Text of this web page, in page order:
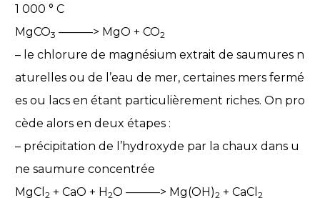
1 000 ° C
MgCO3 ———> MgO + CO2
– le chlorure de magnésium extrait de saumures n
aturelles ou de l’eau de mer, certaines mers fermé
es ou lacs en étant particulièrement riches. On pro
cède alors en deux étapes :
– précipitation de l’hydroxyde par la chaux dans u
ne saumure concentrée
MgCl 2 + CaO + H2O ———> Mg(OH)2 + CaCl 2